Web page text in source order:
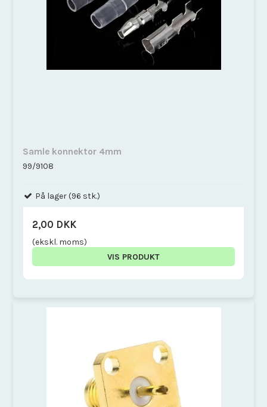
Samle konnektor 4mm
99/9108
På lager (96 stk.)
2,00 DKK
(ekskl. moms)
VIS PRODUKT